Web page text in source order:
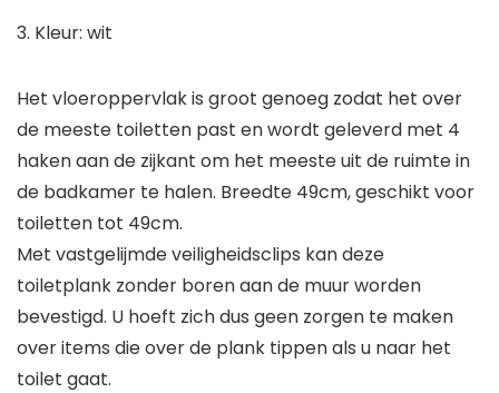
3. Kleur: wit
Het vloeroppervlak is groot genoeg zodat het over
de meeste toiletten past en wordt geleverd met 4
haken aan de zijkant om het meeste uit de ruimte in
de badkamer te halen. Breedte 49cm, geschikt voor
toiletten tot 49cm.
Met vastgelijmde veiligheidsclips kan deze
toiletplank zonder boren aan de muur worden
bevestigd. U hoeft zich dus geen zorgen te maken
over items die over de plank tippen als u naar het
toilet gaat.